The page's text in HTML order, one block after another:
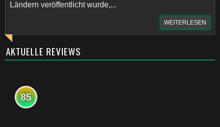
Ländern veröffentlicht wurde,...
WEITERLESEN
AKTUELLE REVIEWS
85